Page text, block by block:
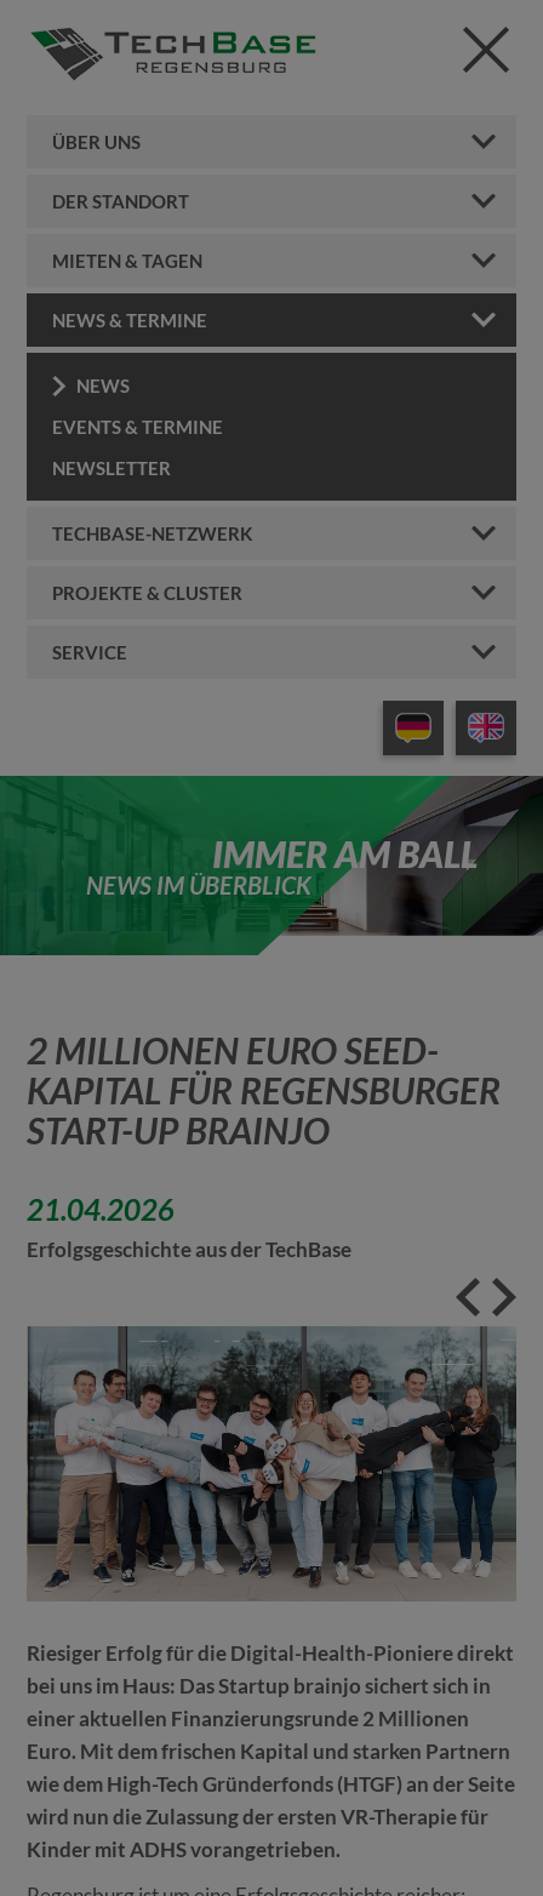
ÜBER UNS
DER STANDORT
MIETEN & TAGEN
NEWS & TERMINE
NEWS
EVENTS & TERMINE
NEWSLETTER
TECHBASE-NETZWERK
PROJEKTE & CLUSTER
SERVICE
IMMER AM BALL
NEWS IM ÜBERBLICK
2 MILLIONEN EURO SEED-
KAPITAL FÜR REGENSBURGER
START-UP BRAINJO
21.04.2026
Erfolgsgeschichte aus der TechBase
Riesiger Erfolg für die Digital-Health-Pioniere direkt
bei uns im Haus: Das Startup brainjo sichert sich in
einer aktuellen Finanzierungsrunde 2 Millionen
Euro. Mit dem frischen Kapital und starken Partnern
wie dem High-Tech Gründerfonds (HTGF) an der Seite
wird nun die Zulassung der ersten VR-Therapie für
Kinder mit ADHS vorangetrieben.